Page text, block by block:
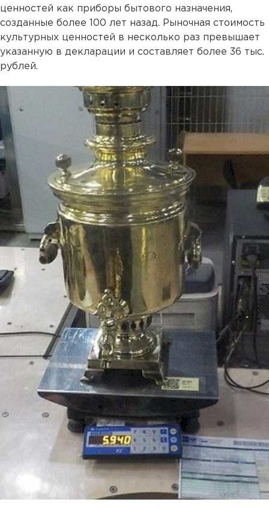
ценностей как приборы бытового назначения,
созданные более 100 лет назад. Рыночная стоимость
культурных ценностей в несколько раз превышает
указанную в декларации и составляет более 36 тыс.
рублей.